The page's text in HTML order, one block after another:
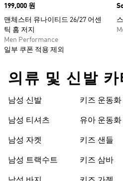
Price
199,000 원
맨체스터 유나이티드 26/27 어센
틱 홈 저지
Men Performance
일부 쿠폰 적용 제외
의류 및 신발 카
남성 신발
남성 티셔츠
남성 자켓
남성 트랙수트
키즈 운동화
유아 운동화
키즈 샌들
키즈 삼바